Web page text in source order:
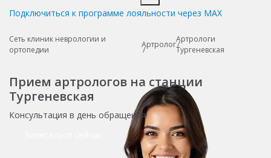
Подключиться к программе лояльности через MAX
Сеть клиник неврологии и
ортопедии
Артролог
Артрологи
Тургеневская
Прием артрологов на станции
Тургеневская
Консультация в день обращения!